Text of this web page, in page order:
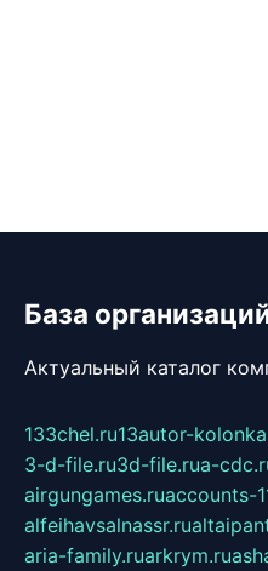
База
Актуальный каталог
133chel.ru13autor-
3-d-file.ru3d-file.rua-
airgungames.ruaccounts-
alfeihavsalnassr.ru
aria-family.ruarkrym.ru